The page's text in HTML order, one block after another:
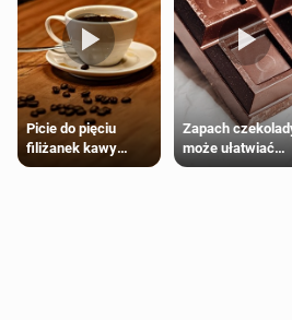
Picie do pięciu
filiżanek kawy
dziennie jest
Zapach
może ułatwiać
trening siłowy